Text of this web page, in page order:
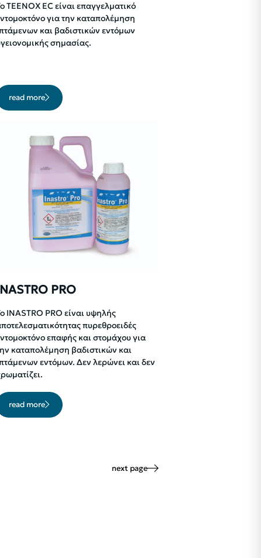
TEENOX EC είναι επαγγελματικό
για την καταπολέμηση
και βαδιστικών εντόμων
σημασίας.
read more
PRO
INASTRO PRO είναι υψηλής
πυρεθροειδές
επαφής και στομάχου για
καταπολέμηση βαδιστικών και
εντόμων. Δεν λερώνει και δεν
read more
next page